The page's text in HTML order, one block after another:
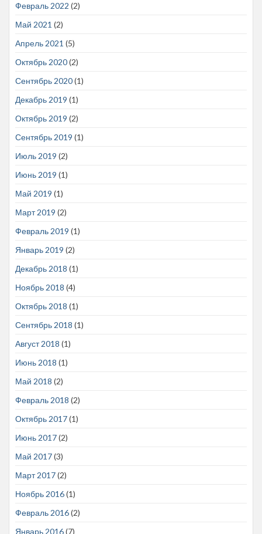
Февраль 2022 (2)
Май 2021 (2)
Апрель 2021 (5)
Октябрь 2020(2)
Сентябрь 2020(1)
Декабрь 2019 (1)
Октябрь 2019 (2)
Сентябрь 2019 (1)
Июль 2019 (2)
Июнь 2019 (1)
Май 2019 (1)
Март 2019 (2)
Февраль 2019 (1)
Январь 2019 (2)
Декабрь 2018 (1)
Ноябрь 2018 (4)
Октябрь 2018 (1)
Сентябрь 2018 (1)
Август 2018 (1)
Июнь 2018 (1)
Май 2018 (2)
Февраль 2018 (2)
Октябрь 2017(1)
Июнь 2017(2)
Май 2017(3)
Март 2017(2)
Ноябрь 2016(1)
Февраль 2016(2)
Январь 2016(7)